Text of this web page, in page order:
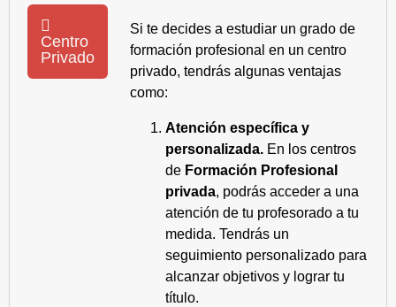
Centro
Privado
Si te decides a estudiar un grado de
formación profesional en un centro
privado, tendrás algunas ventajas
como:
Atención específica y
personalizada. En los centros
de Formación Profesional
privada, podrás acceder a una
atención de tu profesorado a tu
medida. Tendrás un
seguimiento personalizado para
alcanzar objetivos y lograr tu
título.